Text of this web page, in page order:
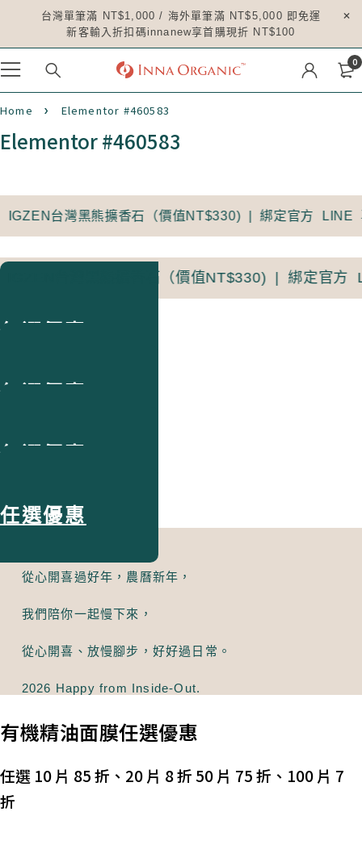
台灣單筆滿 NT$1,000 / 海外單筆滿 NT$5,000 即免運
新客輸入折扣碼innanew享首購現折 NT$100
0
Home Elementor #460583
Elementor #460583
台灣黑熊擴香石（價值NT$330) | 綁定官方 LINE
台灣黑熊擴香石（價值NT$330) | 綁定官方
任選優惠
任選優惠
任選優惠
任選優惠
從心開喜過好年，農曆新年，
我們陪你一起慢下來，
從心開喜、放慢腳步，好好過日常。
2026 Happy from Inside-Out.
有機精油面膜任選優惠
任選 10 片 85 折、20 片 8 折 50 片 75 折、100 片 7
折